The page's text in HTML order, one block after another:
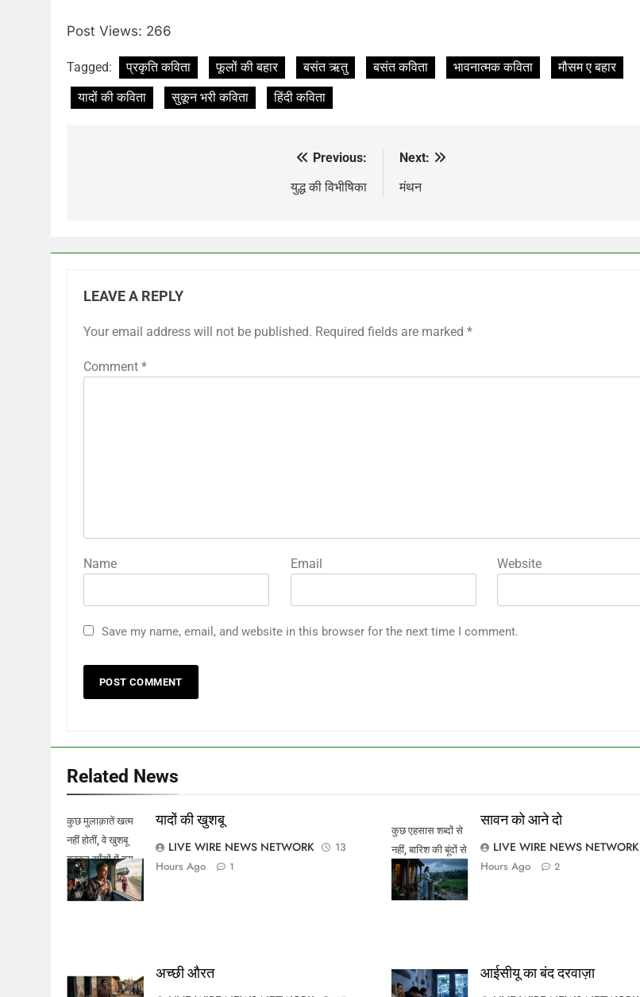
Post Views: 266
Tagged: प्रकृति कविता फूलों की बहार बसंत ऋतु बसंत कविता भावनात्मक कविता
मौसम ए बहार
यादों की कविता
सुकून भरी कविता हिंदी कविता
Previous:
युद्ध की विभीषिका
Next:
मंथन
LEAVE A REPLY
Your email address will not be published. Required fields are marked *
Comment *
Name Email Website
Save my name, email, and website in this browser for the next time I comment.
Related News
कुछ मुलाक़ातें खत्म
नहीं होतीं, वे खुशबू
बनकर साँसों में बस
जाती हैं।
यादों की खुशबू
LIVE WIRE NEWS NETWORK
13
Hours Ago
1
कुछ एहसास शब्दों से
नहीं, बारिश की बूंदों से
कहे जाते हैं।
सावन को आने दो
LIVE WIRE NEWS NETWORK
Hours Ago
2
अच्छी औरत
आईसीयू का बंद दरवाज़ा